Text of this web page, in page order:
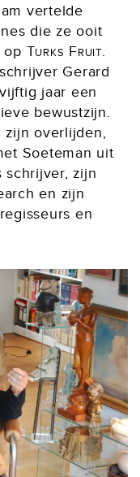
vertelde
die ze ooit
op Turks Fruit.
Gerard
jaar een
bewustzijn.
zijn overlijden,
Soeteman uit
schrijver, zijn
en zijn
en